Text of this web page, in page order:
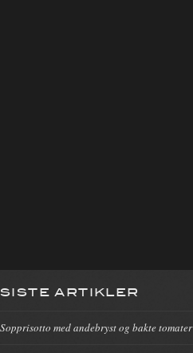
SISTE ARTIKLER
Sopprisotto med andebryst og bakte tomater